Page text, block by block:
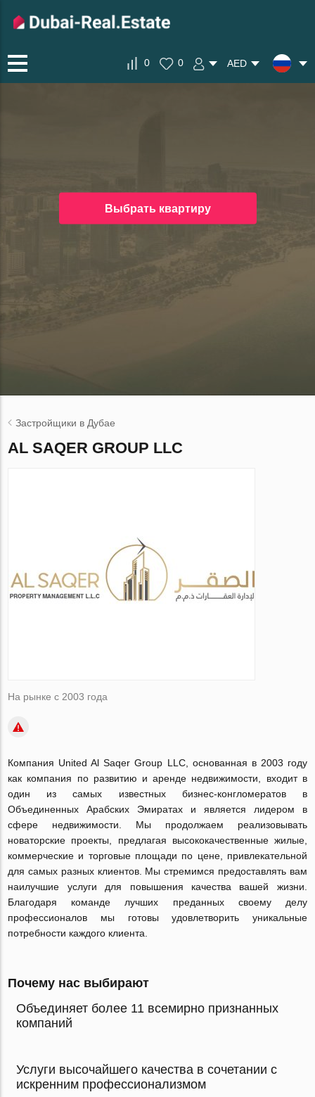
0 0 AED
Выбрать квартиру
Застройщики в Дубае
AL SAQER GROUP LLC
На рынке с 2003 года
Компания United Al Saqer Group LLC, основанная в 2003 году
как компания по развитию и аренде недвижимости, входит в
один из самых известных бизнес-конгломератов в
Объединенных Арабских Эмиратах и является лидером в
сфере недвижимости. Мы продолжаем реализовывать
новаторские проекты, предлагая высококачественные жилые,
коммерческие и торговые площади по цене, привлекательной
для самых разных клиентов. Мы стремимся предоставлять вам
наилучшие услуги для повышения качества вашей жизни.
Благодаря команде лучших преданных своему делу
профессионалов мы готовы удовлетворить уникальные
потребности каждого клиента.
Почему нас выбирают
Объединяет более 11 всемирно признанных
компаний
Услуги высочайшего качества в сочетании с
искренним профессионализмом